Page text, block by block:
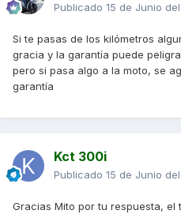
Publicado 15 de Junio
Si te pasas de los kilómetros
gracia y la garantía puede
pero si pasa algo a la moto, se
garantía
Kct 300i
Publicado 15 de Junio
Gracias Mito por tu respuesta, el